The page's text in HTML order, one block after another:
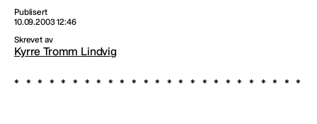
Publisert
10.09.2003 12:46
Skrevet av
Kyrre Tromm Lindvig